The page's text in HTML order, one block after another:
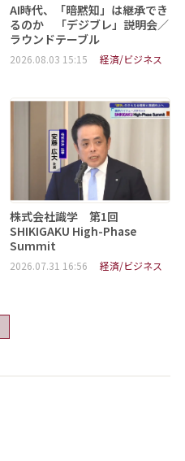
AI時代、「暗黙知」は継承でき
るのか 「デジブレ」説明会／
ラウンドテーブル
2026.08.03 15:15 経済/ビジネス
株式会社識学 第1回
SHIKIGAKU High-Phase
Summit
2026.07.31 16:56 経済/ビジネス